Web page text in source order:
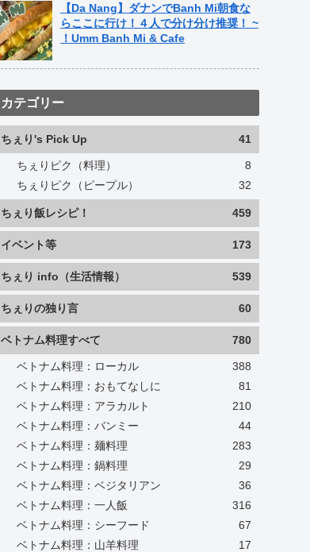
【Da Nang】ダナンでBanh Mi朝食な
らここに行け！４人で分け分け推奨！ ~
！Umm Banh Mi & Cafe
カテゴリー
ちぇり's Pick Up 41
ちぇりピク（料理）
8
ちぇりピク（ピープル）
32
ちぇり飯レシピ！ 459
イベント等 173
ちぇり info（生活情報） 539
ちぇりの独り言 60
ベトナム料理すべて 780
ベトナム料理：ローカル
388
ベトナム料理：おもてなしに
81
ベトナム料理：アラカルト
210
ベトナム料理：バンミー
44
ベトナム料理：麺料理
283
ベトナム料理：鍋料理
29
ベトナム料理：ベジタリアン
36
ベトナム料理：一人飯
316
ベトナム料理：シーフード
67
ベトナム料理：山羊料理
17